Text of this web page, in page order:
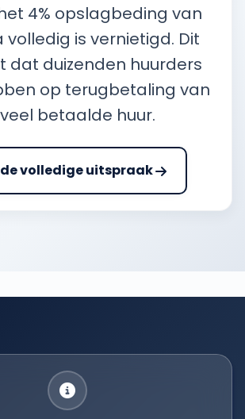
4% opslagbeding van
volledig is vernietigd. Dit
dat duizenden huurders
op terugbetaling van
betaalde huur.
de volledige uitspraak